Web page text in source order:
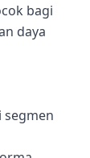
bagi
daya
segmen